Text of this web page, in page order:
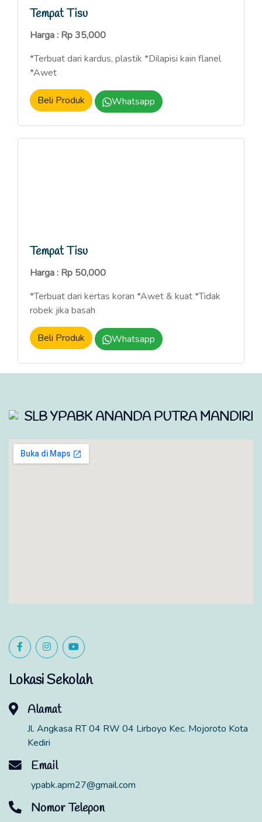
Tempat Tisu
Harga : Rp 35,000
*Terbuat dari kardus, plastik *Dilapisi kain flanel
*Awet
Beli Produk Whatsapp
Tempat Tisu
Harga : Rp 50,000
*Terbuat dari kertas koran *Awet & kuat *Tidak
robek jika basah
Beli Produk Whatsapp
SLB YPABK ANANDA PUTRA MANDIRI
Lokasi Sekolah
Alamat
Jl. Angkasa RT 04 RW 04 Lirboyo Kec. Mojoroto Kota
Kediri
Email
ypabk.apm27@gmail.com
Nomor Telepon